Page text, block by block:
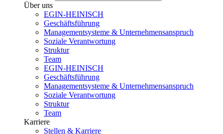
Über uns
EGIN-HEINISCH
Geschäftsführung
Managementsysteme & Unternehmensanspruch
Soziale Verantwortung
Struktur
Team
EGIN-HEINISCH
Geschäftsführung
Managementsysteme & Unternehmensanspruch
Soziale Verantwortung
Struktur
Team
Karriere
Stellen & Karriere